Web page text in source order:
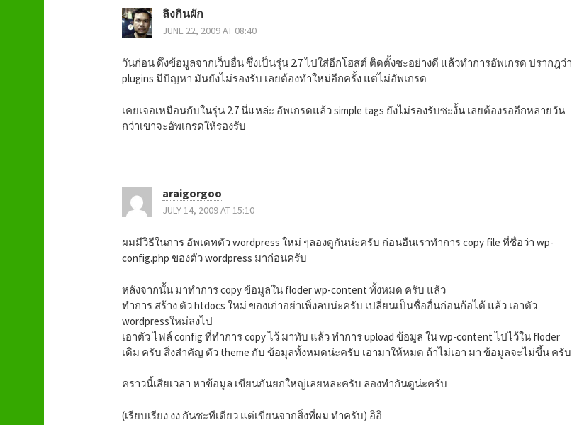
n
ลิงกินผัก
JUNE 22, 2009 AT 08:40
วันก่อน ดึงข้อมูลจากเว็บอื่น ซึ่งเป็นรุ่น 2.7 ไปใส่อีกโฮสต์ ติดตั้งซะอย่างดี แล้วทำการอัพเกรด ปรากฎว่า
plugins มีปัญหา มันยังไม่รองรับ เลยต้องทำใหม่อีกครั้ง แต่ไม่อัพเกรด
เคยเจอเหมือนกับในรุ่น 2.7 นี่แหล่ะ อัพเกรดแล้ว simple tags ยังไม่รองรับซะงั้น เลยต้องรออีกหลายวัน
กว่าเขาจะอัพเกรดให้รองรับ
araigorgoo
JULY 14, 2009 AT 15:10
ผมมีวิธีในการ อัพเดทตัว wordpress ใหม่ ๆลองดูกันน่ะครับ ก่อนอืนเราทำการ copy file ที่ชื่อว่า wp-
config.php ของตัว wordpress มาก่อนครับ
หลังจากนั้น มาทำการ copy ข้อมูลใน floder wp-content ทั้งหมด ครับ แล้ว
ทำการ สร้าง ตัว htdocs ใหม่ ของเก่าอย่าเพิ่งลบน่ะครับ เปลี่ยนเป็นชื่ออื่นก่อนก้อได้ แล้ว เอาตัว
wordpressใหม่ลงไป
เอาตัว ไฟล์ config ที่ทำการ copy ไว้ มาทับ แล้ว ทำการ upload ข้อมูล ใน wp-content ไปไว้ใน floder
เดิม ครับ สิ่งสำคัญ ตัว theme กับ ข้อมุลทั้งหมดน่ะครับ เอามาให้หมด ถ้าไม่เอา มา ข้อมูลจะไม่ขึ้น ครับ
คราวนี้เสียเวลา หาข้อมูล เขียนกันยกใหญ่เลยหละครับ ลองทำกันดูน่ะครับ
(เรียบเรียง งง กันซะทีเดียว แต่เขียนจากสิ่งที่ผม ทำครับ) อิอิ